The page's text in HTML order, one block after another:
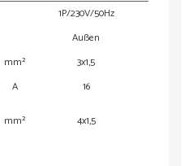
1P/230V/50Hz
Außen
mm² 3x1,5
A
16
mm² 4x1,5